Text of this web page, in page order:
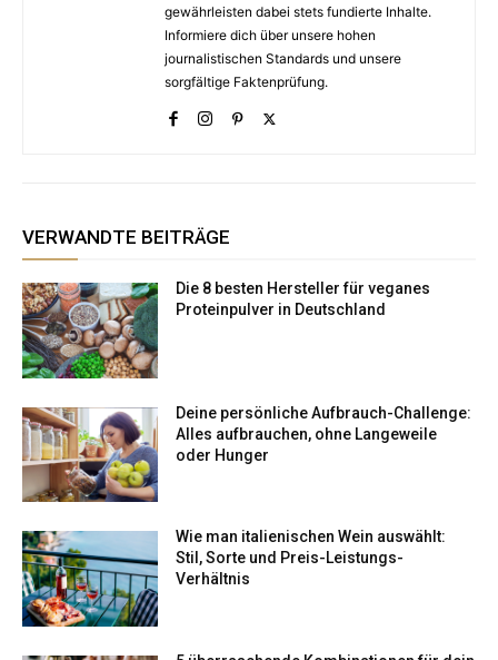
gewährleisten dabei stets fundierte Inhalte.
Informiere dich über unsere hohen
journalistischen Standards und unsere
sorgfältige Faktenprüfung.
VERWANDTE BEITRÄGE
Die 8 besten Hersteller für veganes
Proteinpulver in Deutschland
Deine persönliche Aufbrauch-Challenge:
Alles aufbrauchen, ohne Langeweile
oder Hunger
Wie man italienischen Wein auswählt:
Stil, Sorte und Preis-Leistungs-
Verhältnis